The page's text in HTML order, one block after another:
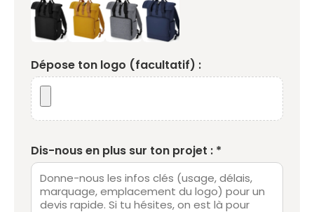
Dépose ton logo (facultatif) :
Dis-nous en plus sur ton projet : *